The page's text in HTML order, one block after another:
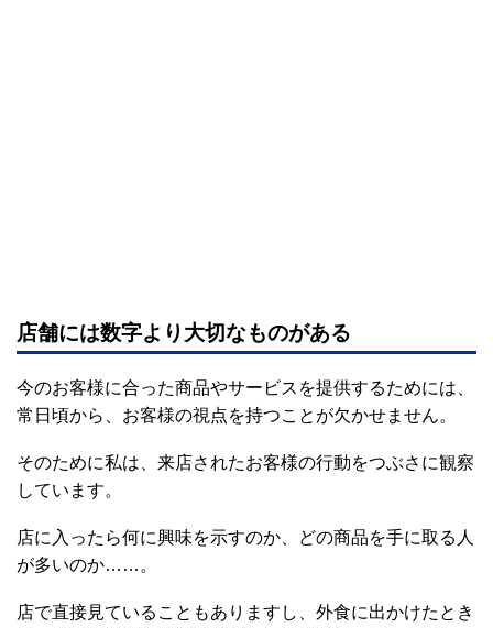
店舗には数字より大切なものがある
今のお客様に合った商品やサービスを提供するためには、
常日頃から、お客様の視点を持つことが欠かせません。
そのために私は、来店されたお客様の行動をつぶさに観察
しています。
店に入ったら何に興味を示すのか、どの商品を手に取る人
が多いのか……。
店で直接見ていることもありますし、外食に出かけたとき